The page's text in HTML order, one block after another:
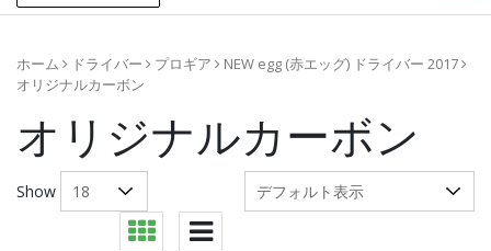
ホーム ドライバー プロギア
NEW egg (赤エッグ) ドライバー 2017
オリジナルカーボン
オリジナルカーボン
Show